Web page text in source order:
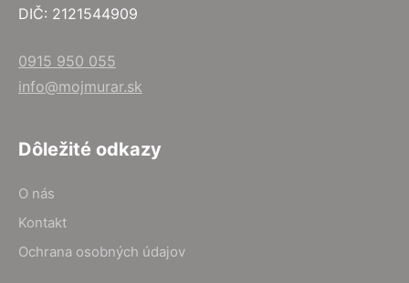
DIČ: 2121544909
0915 950 055
info@mojmurar.sk
Dôležité odkazy
O nás
Kontakt
Ochrana osobných údajov